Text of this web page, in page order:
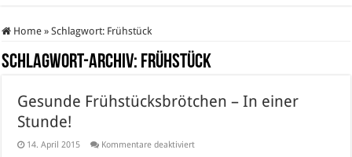
Home » Schlagwort: Frühstück
Schlagwort-Archiv: Frühstück
Gesunde Frühstücksbrötchen – In einer
Stunde!
14. April 2015 Kommentare deaktiviertfür